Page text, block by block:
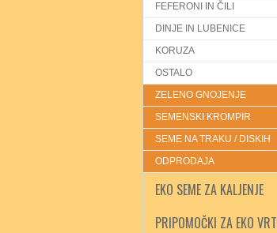
FEFERONI IN ČILI
DINJE IN LUBENICE
KORUZA
OSTALO
ZELENO GNOJENJE
SEMENSKI KROMPIR
SEME NA TRAKU / DISKIH
ODPRODAJA
EKO SEME ZA KALJENJE
PRIPOMOČKI ZA EKO VRT